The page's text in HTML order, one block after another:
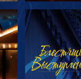
СМОТРЕТЬ
ПЕРЕДАЧИ